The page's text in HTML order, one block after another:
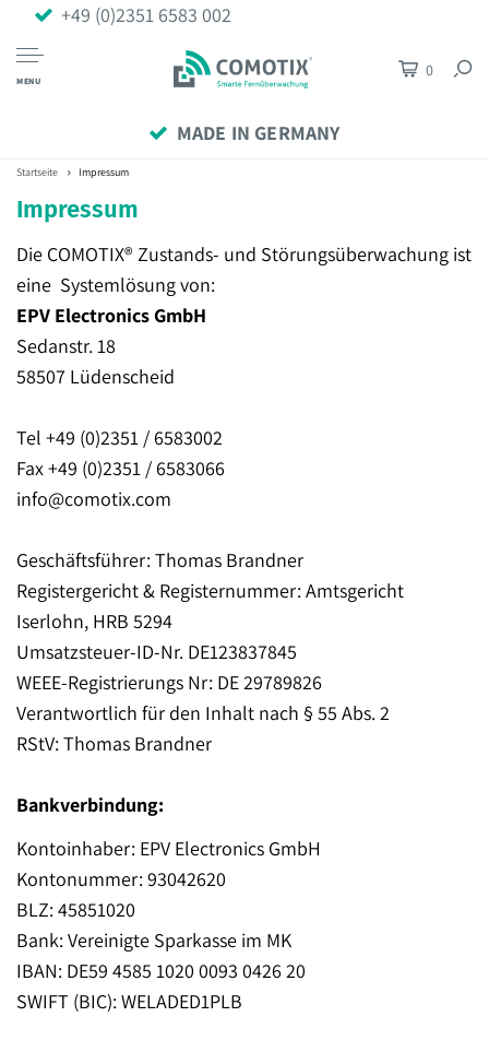
+49 (0)2351 6583 002
MENU
0
MADE IN GERMANY
Startseite Impressum
Impressum
Die COMOTIX® Zustands- und Störungsüberwachung ist
eine Systemlösung von:
EPV Electronics GmbH
Sedanstr. 18
58507 Lüdenscheid
Tel +49 (0)2351 / 6583002
Fax +49 (0)2351 / 6583066
info@comotix.com
Geschäftsführer: Thomas Brandner
Registergericht & Registernummer: Amtsgericht
Iserlohn, HRB 5294
Umsatzsteuer-ID-Nr. DE123837845
WEEE-Registrierungs Nr: DE 29789826
Verantwortlich für den Inhalt nach § 55 Abs. 2
RStV: Thomas Brandner
Bankverbindung:
Kontoinhaber: EPV Electronics GmbH
Kontonummer: 93042620
BLZ: 45851020
Bank: Vereinigte Sparkasse im MK
IBAN: DE59 4585 1020 0093 0426 20
SWIFT (BIC): WELADED1PLB